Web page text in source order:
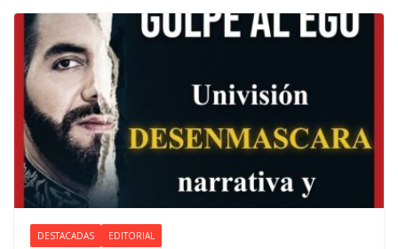
DESTACADAS EDITORIAL